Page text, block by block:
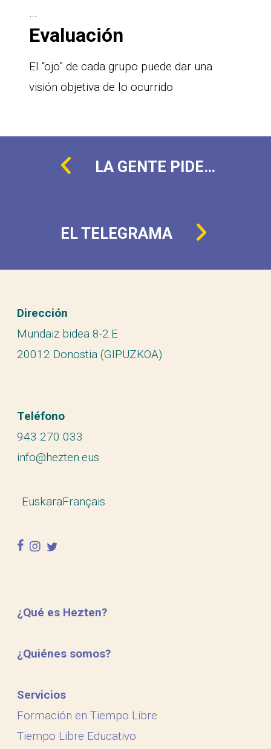
Evaluación
El “ojo” de cada grupo puede dar una
visión objetiva de lo ocurrido
LA GENTE PIDE…
EL TELEGRAMA
Dirección
Mundaiz bidea 8-2.E
20012 Donostia (GIPUZKOA)
Teléfono
943 270 033
info@hezten.eus
EuskaraFrançais
facebook
instagram
twitter
¿Qué es Hezten?
¿Quiénes somos?
Servicios
Formación en Tiempo Libre
Tiempo Libre Educativo